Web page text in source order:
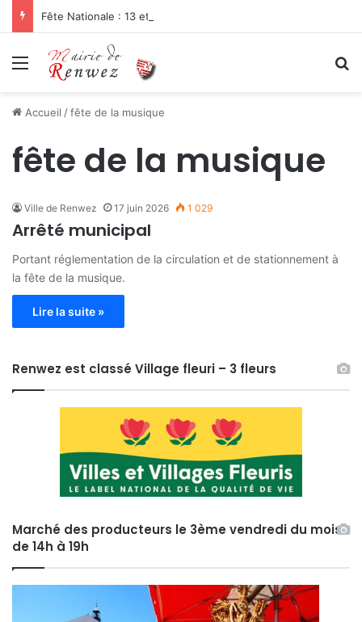
Fête Nationale : 13 et 14 juillet 2026
Menu
Accueil /fête de la musique
fête de la musique
Ville de Renwez 17 juin 2026 1 029
Arrêté municipal
Portant réglementation de la circulation et de stationnement à
la fête de la musique.
Lire la suite »
Renwez est classé Village fleuri – 3 fleurs
Marché des producteurs le 3ème vendredi du mois
de 14h à 19h